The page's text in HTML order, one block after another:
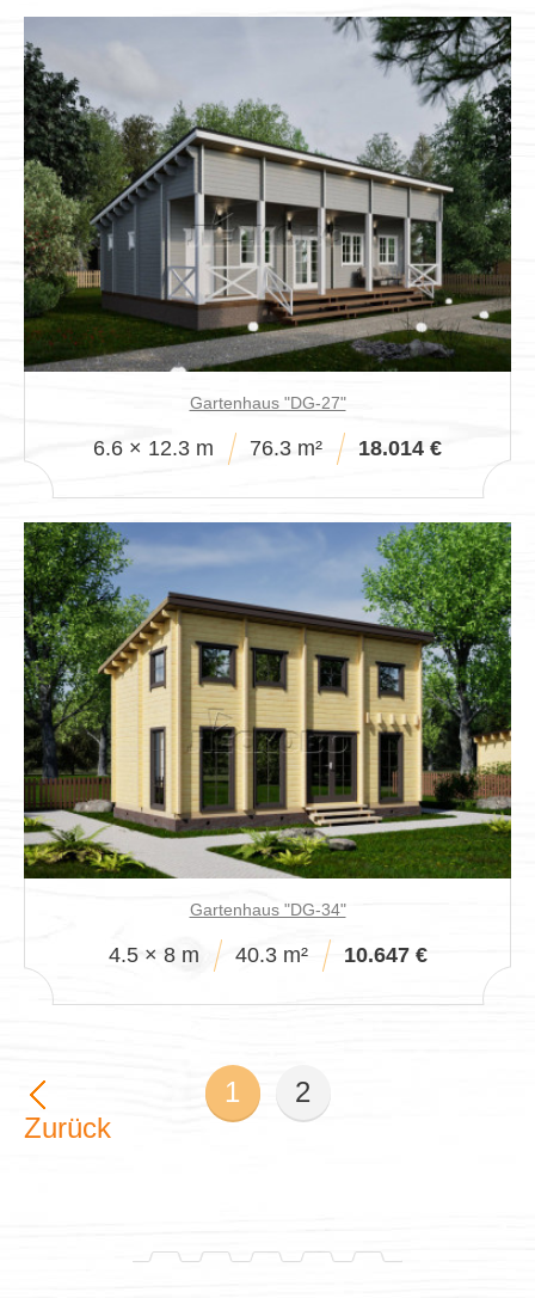
Gartenhaus "DG-27"
6.6 × 12.3 m 76.3 m² 18.014 €
Gartenhaus "DG-34"
4.5 × 8 m 40.3 m² 10.647 €
Zurück
1 2